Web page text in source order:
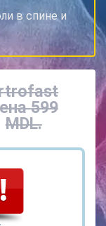
в спине и
599
MDL.